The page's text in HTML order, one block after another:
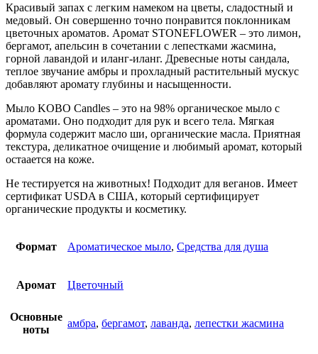
Красивый запах с легким намеком на цветы, сладостный и
медовый. Он совершенно точно понравится поклонникам
цветочных ароматов. Аромат STONEFLOWER – это лимон,
бергамот, апельсин в сочетании с лепестками жасмина,
горной лавандой и иланг-иланг. Древесные ноты сандала,
теплое звучание амбры и прохладный растительный мускус
добавляют аромату глубины и насыщенности.
Мыло KOBO Candles – это на 98% органическое мыло с
ароматами. Оно подходит для рук и всего тела. Мягкая
формула содержит масло ши, органические масла. Приятная
текстура, деликатное очищение и любимый аромат, который
остаается на коже.
Не тестируется на животных! Подходит для веганов. Имеет
сертификат USDA в США, который сертифицирует
органические продукты и косметику.
Формат Ароматическое мыло, Средства для душа
Аромат Цветочный
Основные
ноты
амбра, бергамот, лаванда, лепестки жасмина